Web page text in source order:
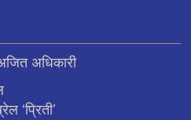
अधिकारी
‘प्रिती’